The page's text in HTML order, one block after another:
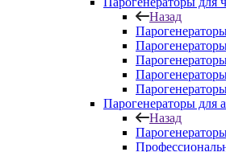
Назад
Парогенераторы для
Назад